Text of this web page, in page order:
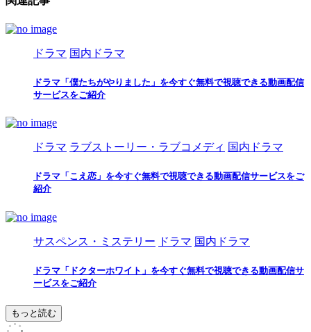
ドラマ 国内ドラマ
ドラマ「僕たちがやりました」を今すぐ無料で視聴できる動画配信
サービスをご紹介
ドラマ ラブストーリー・ラブコメディ 国内ドラマ
ドラマ「こえ恋」を今すぐ無料で視聴できる動画配信サービスをご
紹介
サスペンス・ミステリー ドラマ 国内ドラマ
ドラマ「ドクターホワイト」を今すぐ無料で視聴できる動画配信サ
ービスをご紹介
もっと読む